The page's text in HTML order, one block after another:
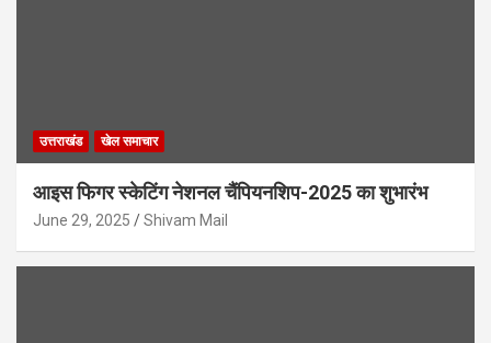
उत्तराखंड खेल समाचार
आइस फिगर स्केटिंग नेशनल चैंपियनशिप-2025 का शुभारंभ
June 29, 2025 Shivam Mail